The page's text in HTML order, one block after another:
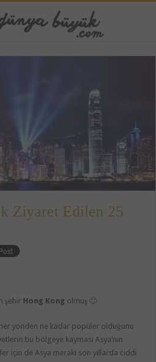
Ziyaret Edilen 25
şehir Hong Kong olmuş 🙂
yönden ne kadar popüler olduğunu
bu bölgeye kayması Asya’nın
için de Asya merakı son yıllarda ciddi